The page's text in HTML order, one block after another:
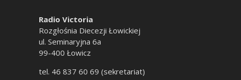
Radio Victoria
Rozgłośnia Diecezji Łowickiej
ul. Seminaryjna 6a
99-400 Łowicz
tel. 46 837 60 69 (sekretariat)